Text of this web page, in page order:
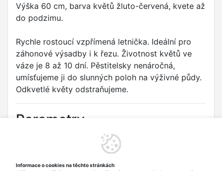
Výška 60 cm, barva květů žluto-červená, kvete až
do podzimu.
Rychle rostoucí vzpřímená letnička. Ideální pro
záhonové výsadby i k řezu. Životnost květů ve
váze je 8 až 10 dní. Pěstitelsky nenáročná,
umísťujeme ji do slunných poloh na výživné půdy.
Odkvetlé květy odstraňujeme.
Parametry
Informace o cookies na těchto stránkách